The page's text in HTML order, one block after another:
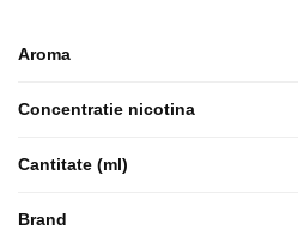
Aroma
Concentratie nicotina
Cantitate (ml)
Brand